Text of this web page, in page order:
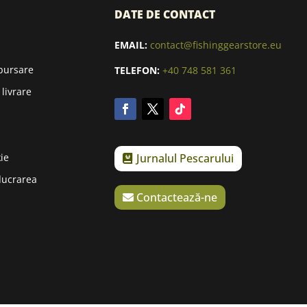
livrare
DATE DE CONTACT
EMAIL: contact@fishinggearstore.eu
TELEFON: +40 748 581 361
Jurnalul Pescarului
Contactează-ne